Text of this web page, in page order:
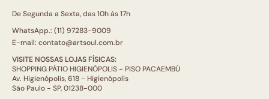
De Segunda a Sexta, das 10h às 17h
WhatsApp.: (11) 97283-9009
E-mail: contato@artsoul.com.br
VISITE NOSSAS LOJAS FÍSICAS:
SHOPPING PÁTIO HIGIENÓPOLIS - PISO PACAEMBÚ
Av. Higienópolis, 618 - Higienópolis
São Paulo - SP, 01238-000